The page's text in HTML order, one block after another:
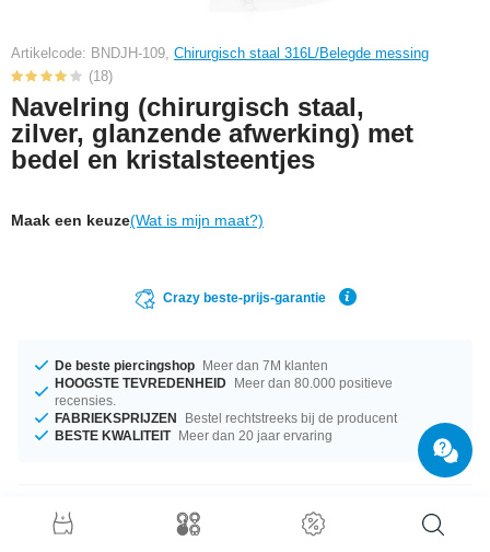
Artikelcode: BNDJH-109, Chirurgisch staal 316L/Belegde messing
(18)
Navelring (chirurgisch staal,
zilver, glanzende afwerking) met
bedel en kristalsteentjes
Maak een keuze(Wat is mijn maat?)
Crazy beste-prijs-garantie
De beste piercingshop Meer dan 7M klanten
HOOGSTE TEVREDENHEID Meer dan 80.000 positieve
recensies.
FABRIEKSPRIJZEN
Bestel rechtstreeks bij de producent
BESTE KWALITEIT Meer dan 20 jaar ervaring